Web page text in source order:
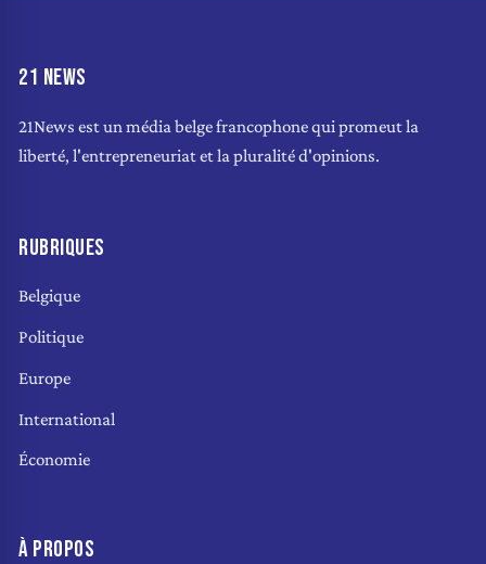
21 NEWS
21News est un média belge francophone qui promeut la
liberté, l'entrepreneuriat et la pluralité d'opinions.
RUBRIQUES
Belgique
Politique
Europe
International
Économie
À PROPOS